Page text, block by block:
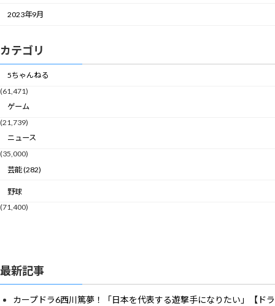
2023年9月
カテゴリ
5ちゃんねる
(61,471)
ゲーム
(21,739)
ニュース
(35,000)
芸能 (282)
野球
(71,400)
最新記事
カープドラ6西川篤夢！「日本を代表する遊撃手になりたい」【ドラ